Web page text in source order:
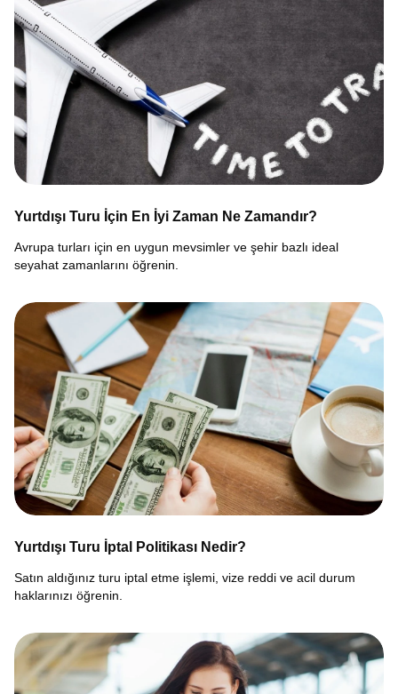
Yurtdışı Turu İçin En İyi Zaman Ne Zamandır?
Avrupa turları için en uygun mevsimler ve şehir bazlı ideal
seyahat zamanlarını öğrenin.
Yurtdışı Turu İptal Politikası Nedir?
Satın aldığınız turu iptal etme işlemi, vize reddi ve acil durum
haklarınızı öğrenin.